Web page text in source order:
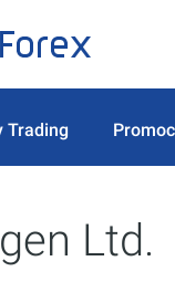
Trading
Ltd.